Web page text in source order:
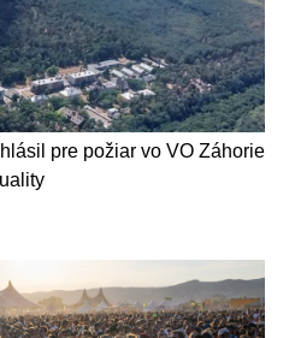
pre požiar vo VO Záhorie